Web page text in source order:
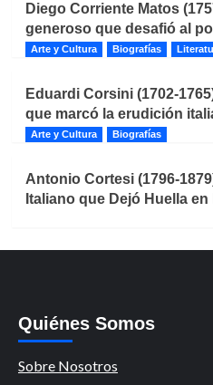
Diego Corriente Matos
generoso que desafió al
Arte y Cultura Biografías
Eduardi Corsini (1702-
que marcó la erudición
Arte y Cultura Biografías
Antonio Cortesi (1796-
Italiano que Dejó Huella en
Quiénes Somos
Sobre Nosotros